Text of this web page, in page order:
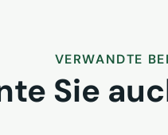
VERWANDTE
Sie